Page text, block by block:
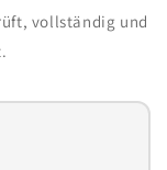
vollständig und